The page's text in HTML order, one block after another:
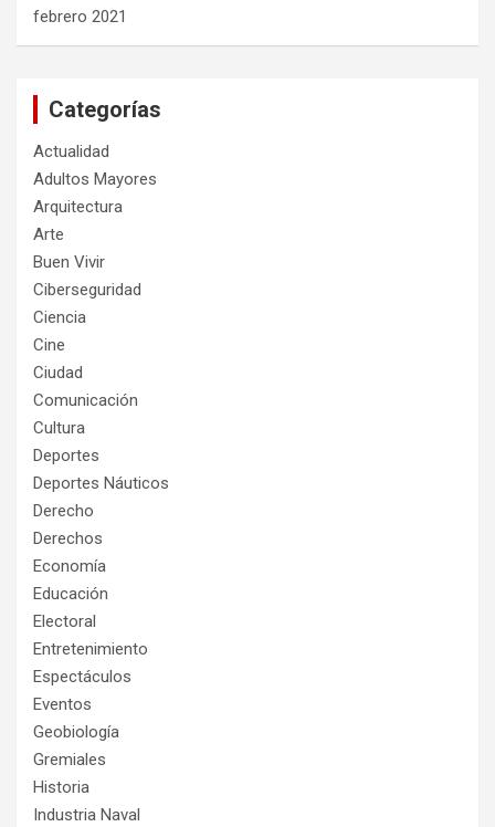
febrero 2021
Categorías
Actualidad
Adultos Mayores
Arquitectura
Arte
Buen Vivir
Ciberseguridad
Ciencia
Cine
Ciudad
Comunicación
Cultura
Deportes
Deportes Náuticos
Derecho
Derechos
Economía
Educación
Electoral
Entretenimiento
Espectáculos
Eventos
Geobiología
Gremiales
Historia
Industria Naval